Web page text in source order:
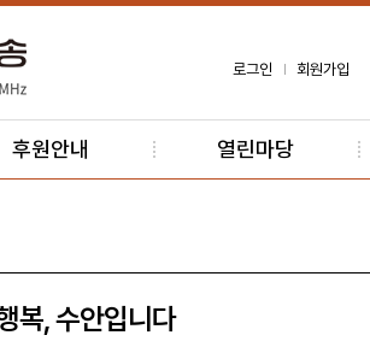
로그인 회원가입
후원안내 열린마당
복, 수안입니다